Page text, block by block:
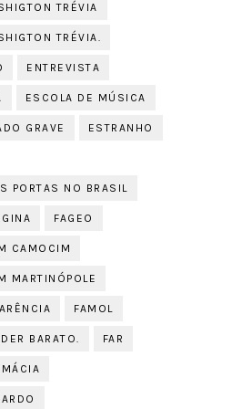
TRÉVIA
TRÉVIA.
ENTREVISTA
ESCOLA DE MÚSICA
GRAVE ESTRANHO
PORTAS NO BRASIL
FAGEO
CAMOCIM
MARTINÓPOLE
FAMOL
BARATO. FAR